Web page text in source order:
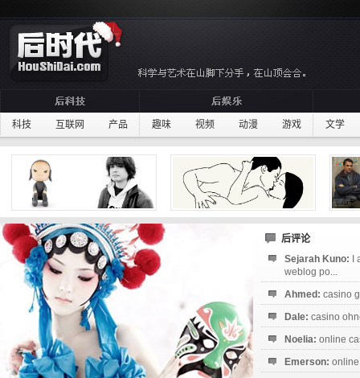
科技 互联网 产品 趣味 视频 动漫 游戏 文学
后评论
Sejarah Kuno:
weblog po...
Ahmed: casino
Dale: casino
Noelia: online
Emerson: